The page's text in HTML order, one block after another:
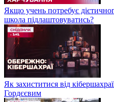
Якщо учень потребує
школа підлаштовуватись?
Як захиститися від
Гордєєвим